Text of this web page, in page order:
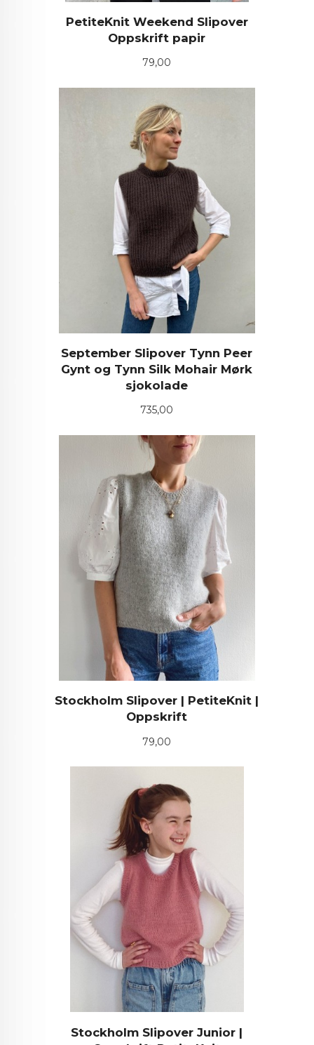
PetiteKnit Weekend Slipover
Oppskrift papir
Pris
79,00
September Slipover Tynn Peer
Gynt og Tynn Silk Mohair Mørk
sjokolade
Pris
735,00
Stockholm Slipover | PetiteKnit |
Oppskrift
Pris
79,00
Stockholm Slipover Junior |